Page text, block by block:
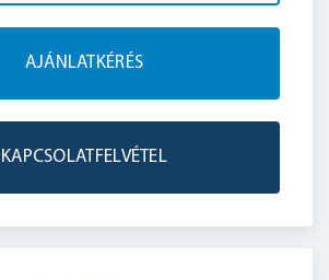
BELÉPÉS
AJÁNLATKÉRÉS
KAPCSOLATFELVÉTEL